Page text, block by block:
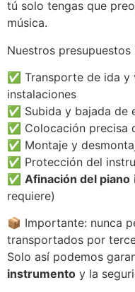
tú solo tengas que
música.
Nuestros presupuestos
✅ Transporte de ida y
instalaciones
✅ Subida y bajada de
✅ Colocación precisa
✅ Montaje y
✅ Protección del
✅ Afinación del piano
requiere)
📦 Importante: nunca
transportados por
Solo así podemos
instrumento y la